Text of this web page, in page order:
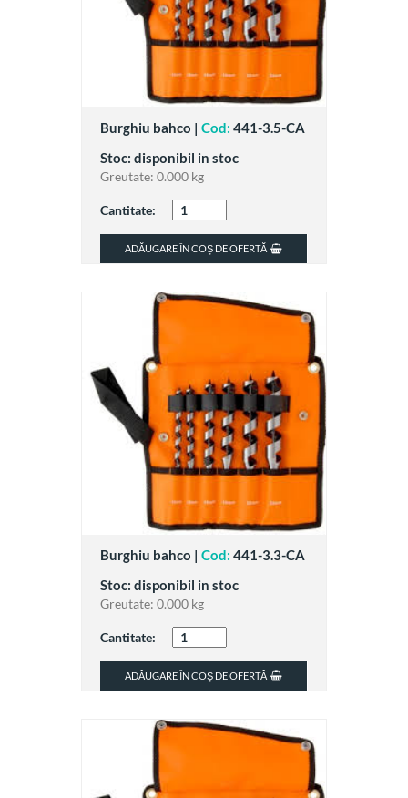
Burghiu bahco | Cod: 441-3.5-CA
Stoc: disponibil in stoc
Greutate: 0.000 kg
Cantitate:
ADĂUGARE ÎN COȘ DE OFERTĂ
Burghiu bahco | Cod: 441-3.3-CA
Stoc: disponibil in stoc
Greutate: 0.000 kg
Cantitate:
ADĂUGARE ÎN COȘ DE OFERTĂ